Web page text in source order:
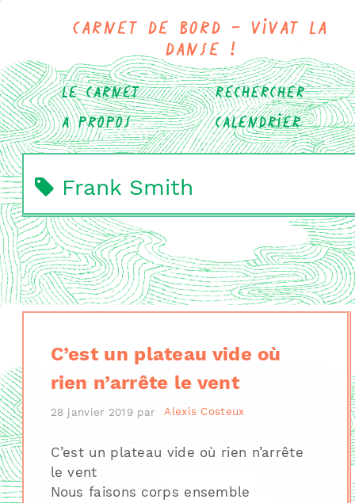
Carnet de bord - Vivat la
danse !
Le carnet
Rechercher
Calendrier
A propos
Frank Smith
C’est un plateau vide où
rien n’arrête le vent
28 janvier 2019 par Alexis Costeux
C’est un plateau vide où rien n’arrête
le vent
Nous faisons corps ensemble